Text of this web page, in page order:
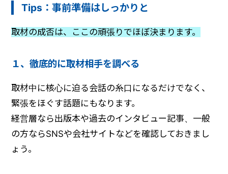
Tips：事前準備はしっかりと
取材の成否は、ここの頑張りでほぼ決まります。
１、徹底的に取材相手を調べる
取材中に核心に迫る会話の糸口になるだけでなく、
緊張をほぐす話題にもなります。
経営層なら出版本や過去のインタビュー記事、一般
の方ならSNSや会社サイトなどを確認しておきまし
ょう。